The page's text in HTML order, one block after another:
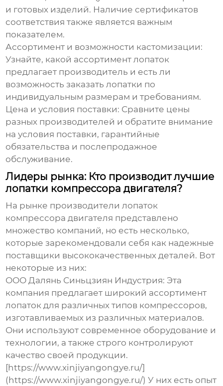
и готовых изделий. Наличие сертификатов
соответствия также является важным
показателем.
Ассортимент и возможности кастомизации:
Узнайте, какой ассортимент лопаток
предлагает производитель и есть ли
возможность заказать лопатки по
индивидуальным размерам и требованиям.
Цена и условия поставки: Сравните цены
разных производителей и обратите внимание
на условия поставки, гарантийные
обязательства и послепродажное
обслуживание.
Лидеры рынка: Кто производит лучшие
лопатки компрессора двигателя?
На рынке производители лопаток
компрессора двигателя представлено
множество компаний, но есть несколько,
которые зарекомендовали себя как надежные
поставщики высококачественных деталей. Вот
некоторые из них:
ООО Далянь Синьцзиян Индустрия: Эта
компания предлагает широкий ассортимент
лопаток для различных типов компрессоров,
изготавливаемых из различных материалов.
Они используют современное оборудование и
технологии, а также строго контролируют
качество своей продукции.
[https://www.xinjiyangongye.ru/]
(https://www.xinjiyangongye.ru/) У них есть опыт